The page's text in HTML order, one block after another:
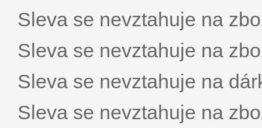
Sleva se nevztahuje na
Sleva se nevztahuje na
Sleva se nevztahuje na
Sleva se nevztahuje na